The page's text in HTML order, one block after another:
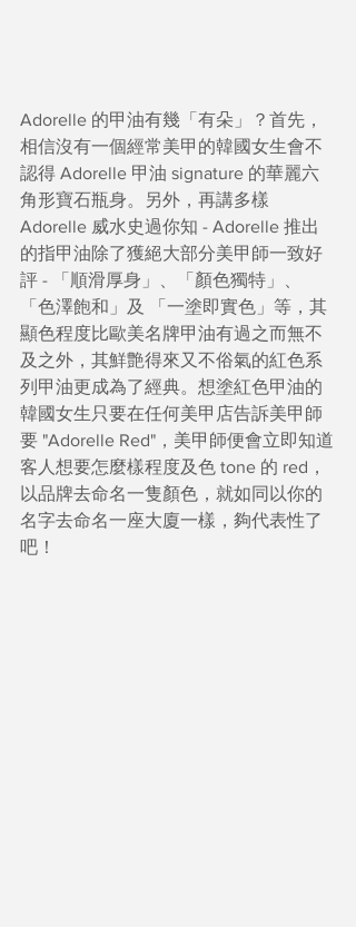
Adorelle 的甲油有幾「有朵」？首先，
相信沒有一個經常美甲的韓國女生會不
認得 Adorelle 甲油 signature 的華麗六
角形寶石瓶身。另外，再講多樣
Adorelle 威水史過你知 - Adorelle 推出
的指甲油除了獲絕大部分美甲師一致好
評 - 「順滑厚身」、「顏色獨特」、
「色澤飽和」及 「一塗即實色」等，其
顯色程度比歐美名牌甲油有過之而無不
及之外，其鮮艶得來又不俗氣的紅色系
列甲油更成為了經典。想塗紅色甲油的
韓國女生只要在任何美甲店告訴美甲師
要 "Adorelle Red"，美甲師便會立即知道
客人想要怎麼樣程度及色 tone 的 red，
以品牌去命名一隻顏色，就如同以你的
名字去命名一座大廈一樣，夠代表性了
吧！